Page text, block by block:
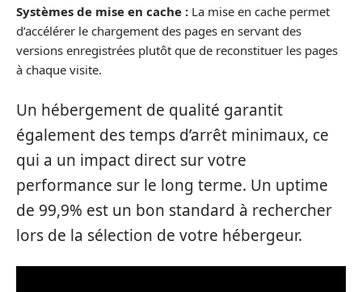
Systèmes de mise en cache : La mise en cache permet
d’accélérer le chargement des pages en servant des
versions enregistrées plutôt que de reconstituer les pages
à chaque visite.
Un hébergement de qualité garantit
également des temps d’arrêt minimaux, ce
qui a un impact direct sur votre
performance sur le long terme. Un uptime
de 99,9% est un bon standard à rechercher
lors de la sélection de votre hébergeur.